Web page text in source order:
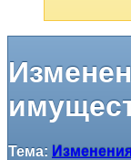
Тема: